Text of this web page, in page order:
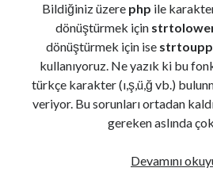
Bildiğiniz üzere php ile
dönüştürmek için
dönüştürmek için ise
kullanıyoruz. Ne yazık ki bu
türkçe karakter (ı,ş,ü,ğ vb.)
veriyor. Bu sorunları ortadan
gereken aslında
Devamını